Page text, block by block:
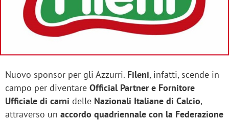
Nuovo sponsor per gli Azzurri. Fileni, infatti, scende in
campo per diventare Official Partner e Fornitore
Ufficiale di carni delle Nazionali Italiane di Calcio,
attraverso un accordo quadriennale con la Federazione